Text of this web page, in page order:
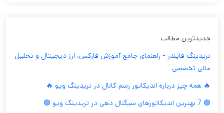
جدیدترین مطالب
تریدینگ فایندر - راهنمای جامع آموزش فارکس، ارز دیجیتال و تحلیل
مالی تخصصی
🔥 همه چیز درباره اندیکاتور رسم کانال در تریدینگ ویو 🔥
🟢 7 بهترین اندیکاتورهای سیگنال دهی در تریدینگ ویو 🟢